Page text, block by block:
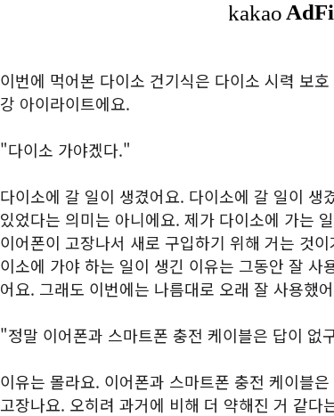
이번에 먹어본 다이소 건기식은 다이소 시력 보
강 아이라이트에요.
"다이소 가야겠다."
다이소에 갈 일이 생겼어요. 다이소에 갈 일이 생
있었다는 의미는 아니에요. 제가 다이소에 가는
이어폰이 고장나서 새로 구입하기 위해 거는 것
이소에 가야 하는 일이 생긴 이유는 그동안 잘 사
어요. 그래도 이번에는 나름대로 오래 잘 사용했
"정말 이어폰과 스마트폰 충전 케이블은 답이 없
이유는 몰라요. 이어폰과 스마트폰 충전 케이블
고장나요. 오히려 과거에 비해 더 약해진 거 같다